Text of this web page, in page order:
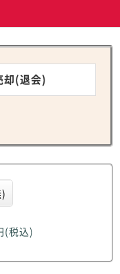
却(退会)
(税込)